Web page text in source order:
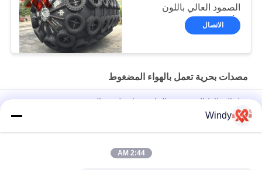
الصمود العالي باللون
الأسودالاتصال
مصدات بحرية تعمل بالهواء المضغوط
حبل المطاط البحري نوع الحاجز هوائي لرسو السفن
مصدات قارب قابل للنفخ عالية القوة ، مصدات مطاطية من يوكوهاما
للأحواض
Windy
2:44 AM